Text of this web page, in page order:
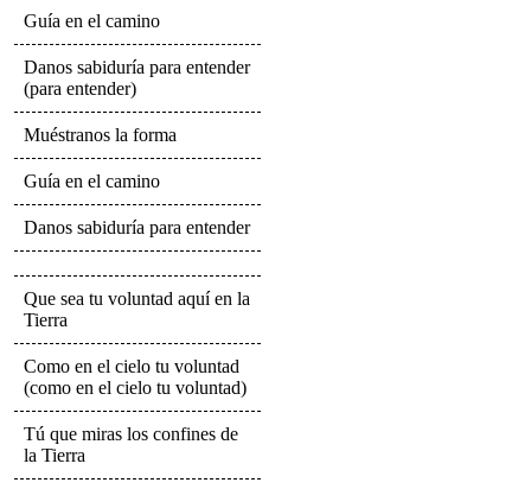
Guía en el camino
Danos sabiduría para entender
(para entender)
Muéstranos la forma
Guía en el camino
Danos sabiduría para entender
Que sea tu voluntad aquí en la
Tierra
Como en el cielo tu voluntad
(como en el cielo tu voluntad)
Tú que miras los confines de
la Tierra